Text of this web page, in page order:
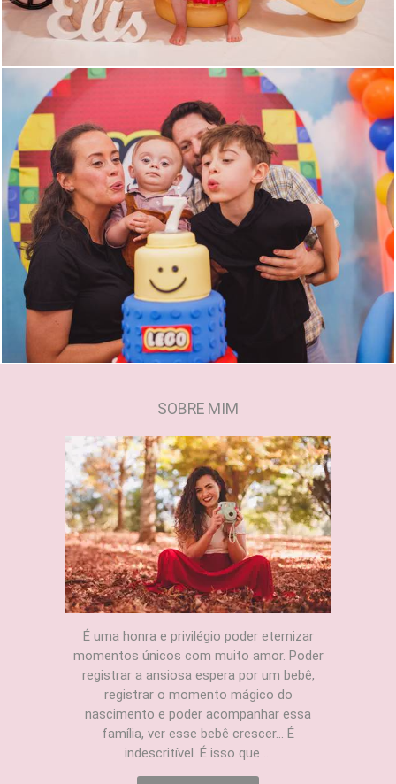
823
SOBRE MIM
É uma honra e privilégio poder eternizar
momentos únicos com muito amor. Poder
registrar a ansiosa espera por um bebê,
registrar o momento mágico do
nascimento e poder acompanhar essa
família, ver esse bebê crescer... É
indescritível. É isso que ...